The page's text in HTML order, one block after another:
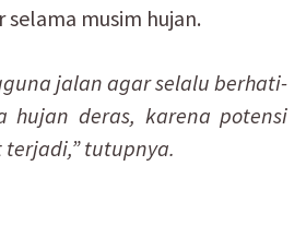
musim hujan.
jalan agar selalu berhati-
hujan deras, karena potensi
tutupnya.